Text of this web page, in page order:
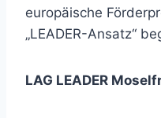
europäische
„LEADER-Ansatz“
LAG LEADER